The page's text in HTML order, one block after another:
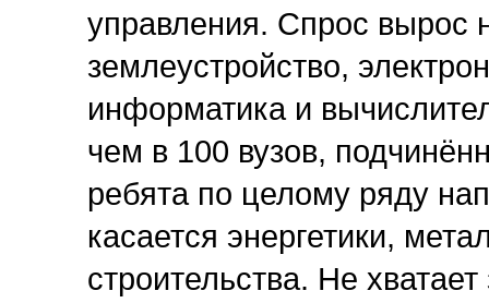
управления. Спрос вырос
землеустройство,
информатика и
чем в 100 вузов,
ребята по целому ряду
касается энергетики,
строительства. Не